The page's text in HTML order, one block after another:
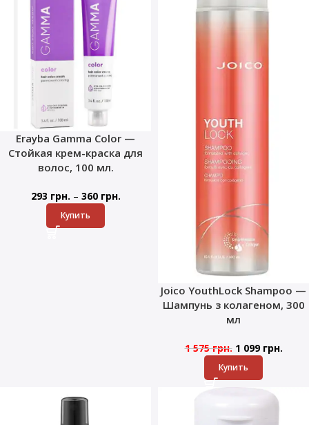
Erayba Gamma Color —
Стойкая крем-краска для
волос, 100 мл.
293 грн. – 360 грн.
Купить
Joico YouthLock Shampoo —
Шампунь з колагеном, 300
мл
1 575грн. 1 099 грн.
Купить